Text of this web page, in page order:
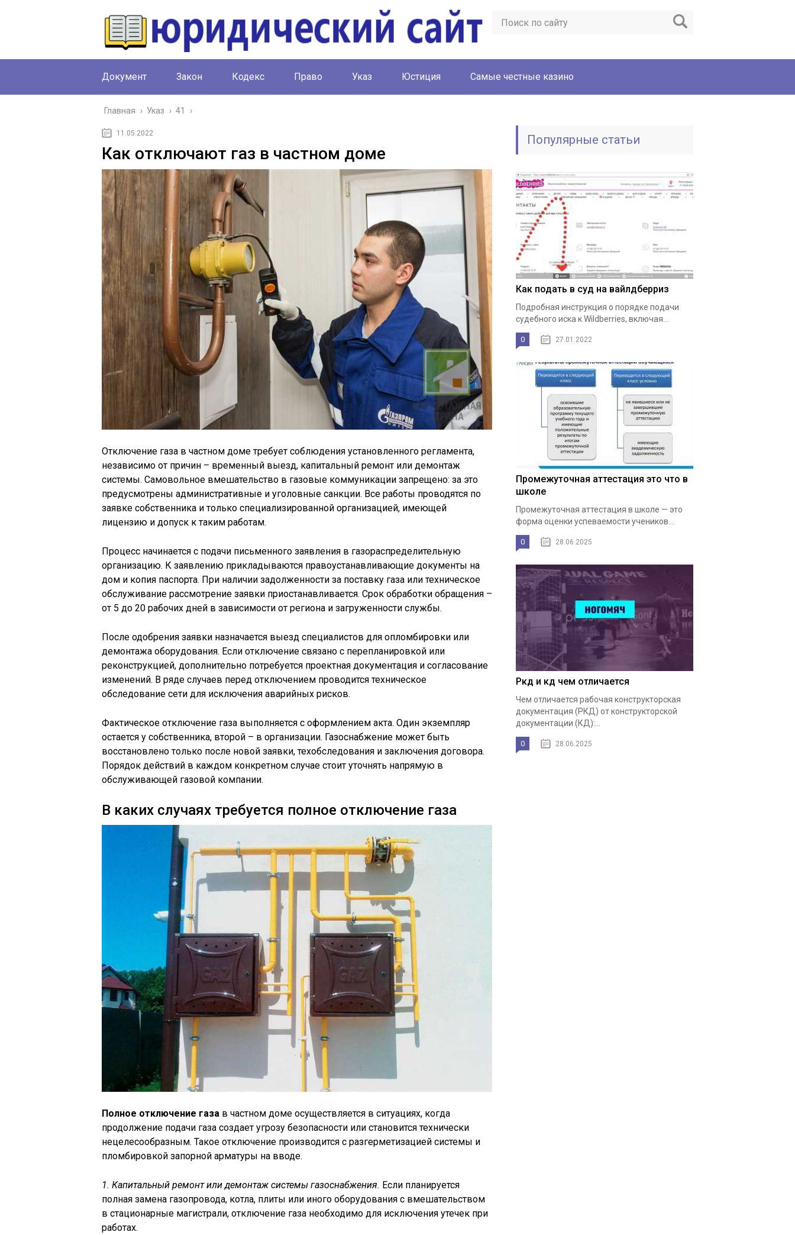
Документ Закон Кодекс Право Указ Юстиция Cамые честные казино
Главная › Указ › 41 ›
11.05.2022
Как отключают газ в частном доме
Отключение газа в частном доме требует соблюдения установленного регламента,
независимо от причин – временный выезд, капитальный ремонт или демонтаж
системы. Самовольное вмешательство в газовые коммуникации запрещено: за это
предусмотрены административные и уголовные санкции. Все работы проводятся по
заявке собственника и только специализированной организацией, имеющей
лицензию и допуск к таким работам.
Процесс начинается с подачи письменного заявления в газораспределительную
организацию. К заявлению прикладываются правоустанавливающие документы на
дом и копия паспорта. При наличии задолженности за поставку газа или техническое
обслуживание рассмотрение заявки приостанавливается. Срок обработки обращения –
от 5 до 20 рабочих дней в зависимости от региона и загруженности службы.
После одобрения заявки назначается выезд специалистов для опломбировки или
демонтажа оборудования. Если отключение связано с перепланировкой или
реконструкцией, дополнительно потребуется проектная документация и согласование
изменений. В ряде случаев перед отключением проводится техническое
обследование сети для исключения аварийных рисков.
Фактическое отключение газа выполняется с оформлением акта. Один экземпляр
остается у собственника, второй – в организации. Газоснабжение может быть
восстановлено только после новой заявки, техобследования и заключения договора.
Порядок действий в каждом конкретном случае стоит уточнять напрямую в
обслуживающей газовой компании.
В каких случаях требуется полное отключение газа
Полное отключение газа в частном доме осуществляется в ситуациях, когда
продолжение подачи газа создает угрозу безопасности или становится технически
нецелесообразным. Такое отключение производится с разгерметизацией системы и
пломбировкой запорной арматуры на вводе.
1. Капитальный ремонт или демонтаж системы газоснабжения. Если планируется
полная замена газопровода, котла, плиты или иного оборудования с вмешательством
в стационарные магистрали, отключение газа необходимо для исключения утечек при
работах.
Популярные статьи
Как подать в суд на вайлдберриз
Подробная инструкция о порядке подачи
судебного иска к Wildberries, включая...
0 27.01.2022
Промежуточная аттестация это что в
школе
Промежуточная аттестация в школе — это
форма оценки успеваемости учеников...
0 28.06.2025
Ркд и кд чем отличается
Чем отличается рабочая конструкторская
документация (РКД) от конструкторской
документации (КД):...
0 28.06.2025